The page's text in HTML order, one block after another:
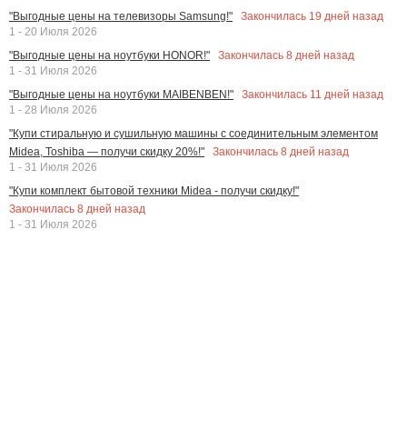
"Выгодные цены на телевизоры Samsung!"
Закончилась 19 дней назад
1 - 20 Июля 2026
"Выгодные цены на ноутбуки HONOR!"
Закончилась 8 дней назад
1 - 31 Июля 2026
"Выгодные цены на ноутбуки MAIBENBEN!"
Закончилась 11 дней назад
1 - 28 Июля 2026
"Купи стиральную и сушильную машины с соединительным элементом
Midea, Toshiba — получи скидку 20%!"
Закончилась 8 дней назад
1 - 31 Июля 2026
"Купи комплект бытовой техники Midea - получи скидку!"
Закончилась 8 дней назад
1 - 31 Июля 2026